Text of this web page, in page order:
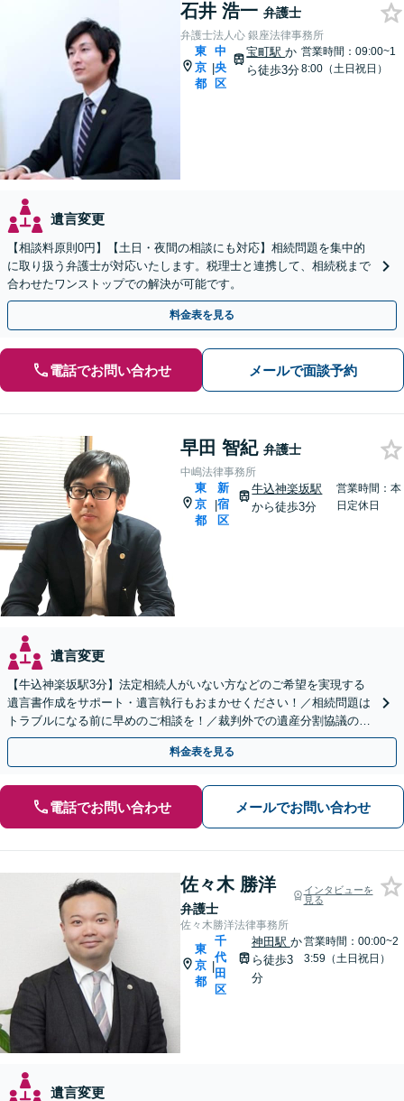
石井 浩一 弁護士
弁護士法人心 銀座法律事務所
東
京
都
|
中
央
区
宝町駅か
ら徒歩3分
営業時間：09:00~1
8:00（土日祝日）
遺言変更
【相談料原則0円】【土日・夜間の相談にも対応】相続問題を集中的
に取り扱う弁護士が対応いたします。税理士と連携して、相続税まで
合わせたワンストップでの解決が可能です。
料金表を見る
電話でお問い合わせ メールで面談予約
早田 智紀 弁護士
中嶋法律事務所
東
京
都
|
新
宿
区
牛込神楽坂駅
から徒歩3分
営業時間：本
日定休日
遺言変更
【牛込神楽坂駅3分】法定相続人がいない方などのご希望を実現する
遺言書作成をサポート・遺言執行もおまかせください！／相続問題は
トラブルになる前に早めのご相談を！／裁判外での遺産分割協議の経
験多数【完全個室対応】
料金表を見る
電話でお問い合わせ メールでお問い合わせ
佐々木 勝洋
弁護士
インタビューを
見る
佐々木勝洋法律事務所
東
京
都
|
千
代
田
区
神田駅 か
ら徒歩3
分
営業時間：00:00~2
3:59（土日祝日）
遺言変更